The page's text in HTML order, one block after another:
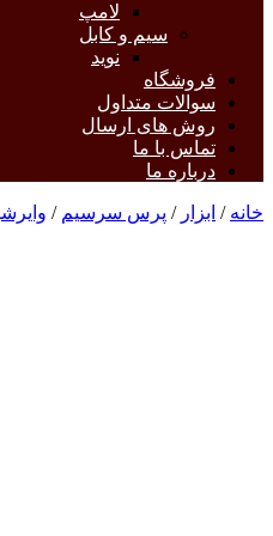
لامپ
سیم و کابل
نوید
فروشگاه
سوالات متداول
روش های ارسال
تماس با ما
درباره ما
خانه / ابزار / پرس سرسیم /